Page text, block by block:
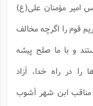
امیر مؤمنان علی(ع)
قوم را اگرچه مخالف
و با ما صلح پیشه
در راه خدا، آزاد
ابن شهر آشوب